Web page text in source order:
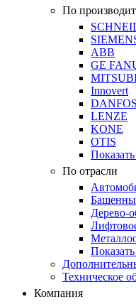
По
ABB
GE
Innovert
LENZE
KONE
OTIS
По отрасли
Дерево-
Техническое
Компания